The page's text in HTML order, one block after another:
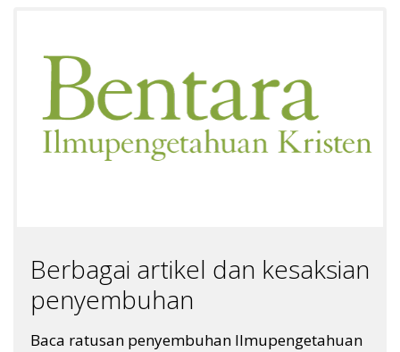
Berbagai artikel dan kesaksian
penyembuhan
Baca ratusan penyembuhan Ilmupengetahuan